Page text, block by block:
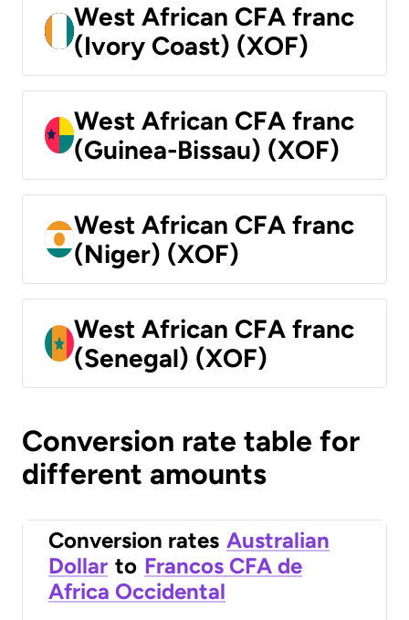
West African CFA franc
(Ivory Coast) (XOF)
West African CFA franc
(Guinea-Bissau) (XOF)
West African CFA franc
(Niger) (XOF)
West African CFA franc
(Senegal) (XOF)
Conversion rate table for
different amounts
Conversion rates Australian
Dollar to Francos CFA de
Africa Occidental